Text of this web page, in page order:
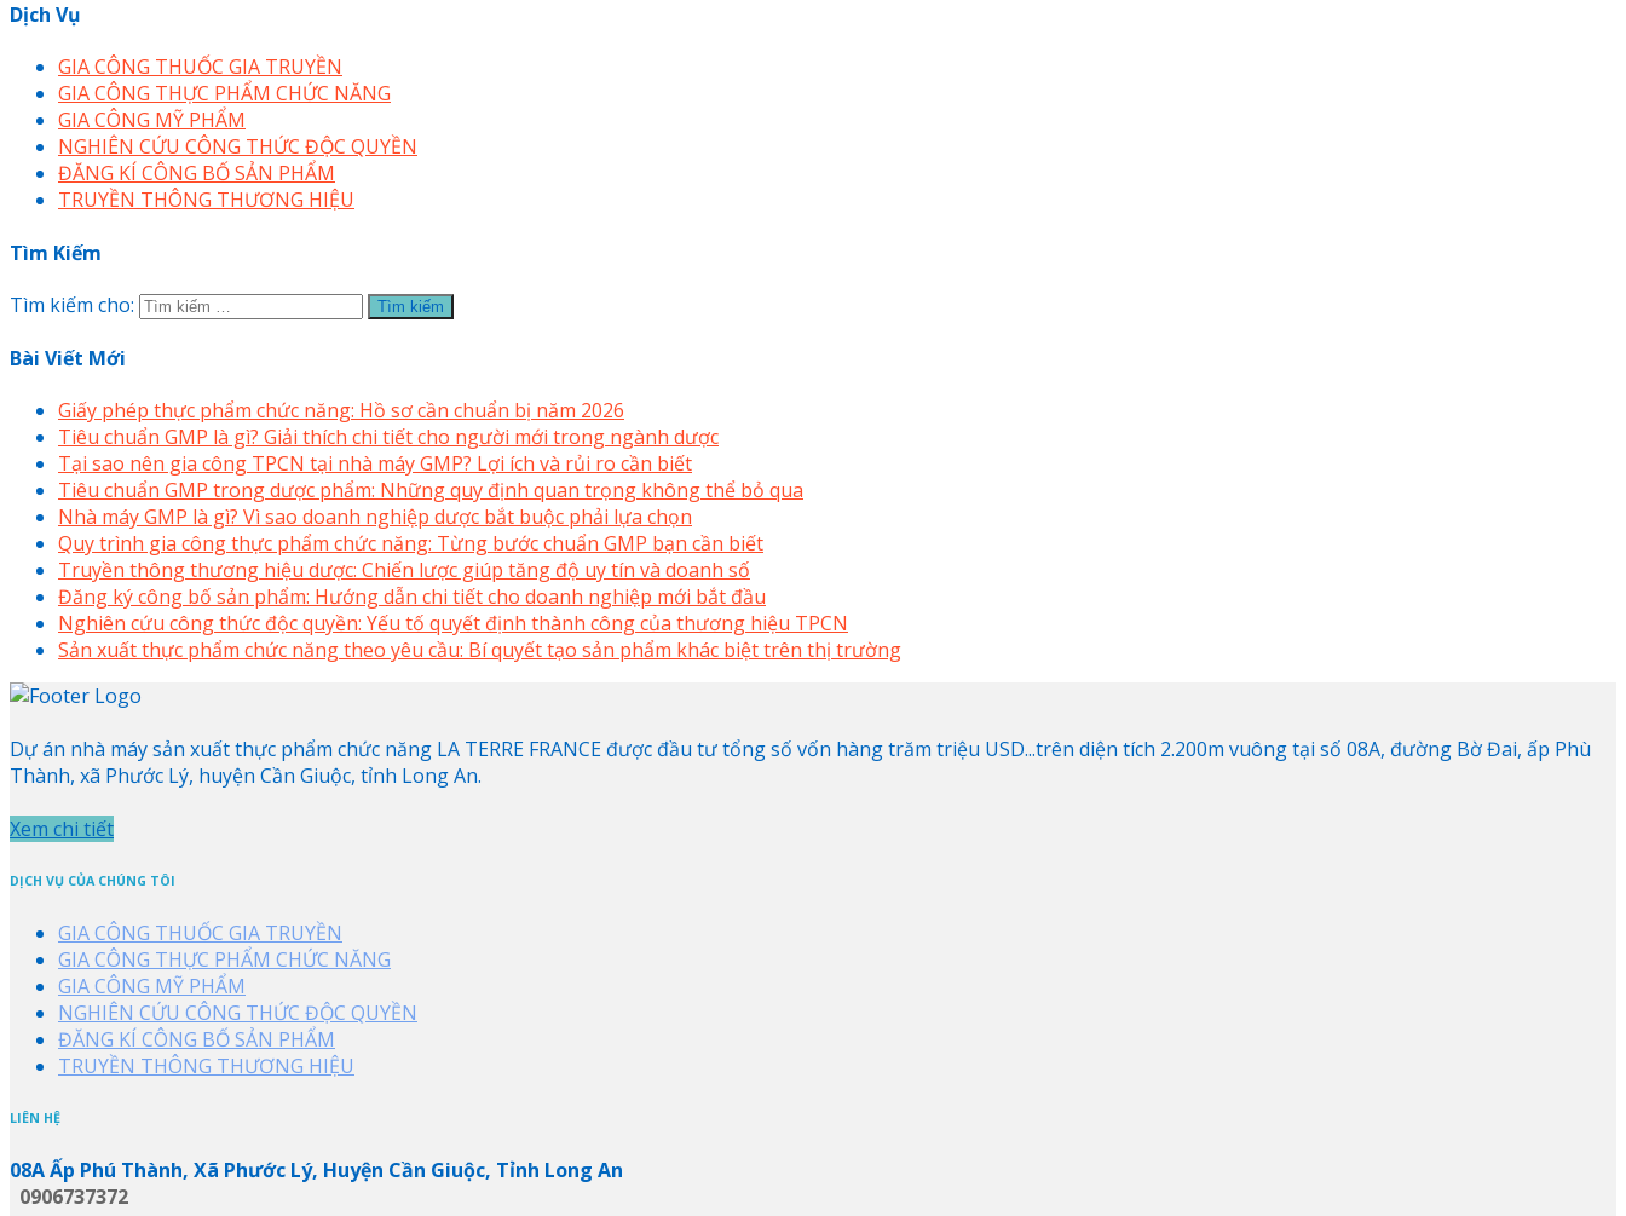
Dịch Vụ
GIA CÔNG THUỐC GIA TRUYỀN
GIA CÔNG THỰC PHẨM CHỨC NĂNG
GIA CÔNG MỸ PHẨM
NGHIÊN CỨU CÔNG THỨC ĐỘC QUYỀN
ĐĂNG KÍ CÔNG BỐ SẢN PHẨM
TRUYỀN THÔNG THƯƠNG HIỆU
Tìm Kiếm
Tìm kiếm cho:
Bài Viết Mới
Giấy phép thực phẩm chức năng: Hồ sơ cần chuẩn bị năm 2026
Tiêu chuẩn GMP là gì? Giải thích chi tiết cho người mới trong ngành dược
Tại sao nên gia công TPCN tại nhà máy GMP? Lợi ích và rủi ro cần biết
Tiêu chuẩn GMP trong dược phẩm: Những quy định quan trọng không thể bỏ qua
Nhà máy GMP là gì? Vì sao doanh nghiệp dược bắt buộc phải lựa chọn
Quy trình gia công thực phẩm chức năng: Từng bước chuẩn GMP bạn cần biết
Truyền thông thương hiệu dược: Chiến lược giúp tăng độ uy tín và doanh số
Đăng ký công bố sản phẩm: Hướng dẫn chi tiết cho doanh nghiệp mới bắt đầu
Nghiên cứu công thức độc quyền: Yếu tố quyết định thành công của thương hiệu TPCN
Sản xuất thực phẩm chức năng theo yêu cầu: Bí quyết tạo sản phẩm khác biệt trên thị trường
Dự án nhà máy sản xuất thực phẩm chức năng LA TERRE FRANCE được đầu tư tổng số vốn hàng trăm triệu USD...trên diện tích 2.200m vuông tại số 08A, đường Bờ Đai, ấp Phù
Thành, xã Phước Lý, huyện Cần Giuộc, tỉnh Long An.
Xem chi tiết
DỊCH VỤ CỦA CHÚNG TÔI
GIA CÔNG THUỐC GIA TRUYỀN
GIA CÔNG THỰC PHẨM CHỨC NĂNG
GIA CÔNG MỸ PHẨM
NGHIÊN CỨU CÔNG THỨC ĐỘC QUYỀN
ĐĂNG KÍ CÔNG BỐ SẢN PHẨM
TRUYỀN THÔNG THƯƠNG HIỆU
LIÊN HỆ
08A Ấp Phú Thành, Xã Phước Lý, Huyện Cần Giuộc, Tỉnh Long An
0906737372